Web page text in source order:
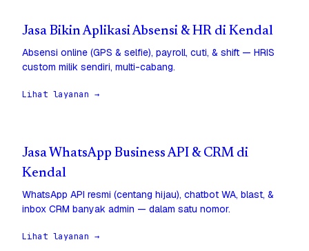
Jasa Bikin Aplikasi Absensi & HR di Kendal
Absensi online (GPS & selfie), payroll, cuti, & shift — HRIS
custom milik sendiri, multi-cabang.
Lihat layanan →
Jasa WhatsApp Business API & CRM di
Kendal
WhatsApp API resmi (centang hijau), chatbot WA, blast, &
inbox CRM banyak admin — dalam satu nomor.
Lihat layanan →